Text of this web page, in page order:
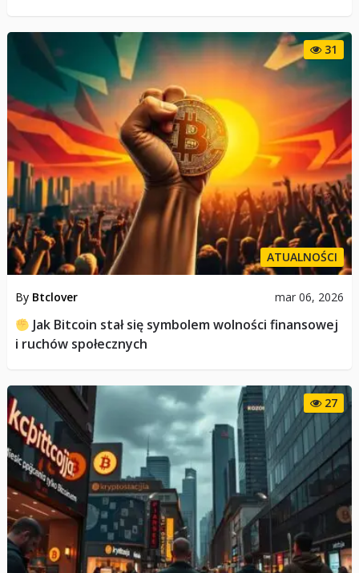
31
ATUALNOŚCI
By Btclover mar 06, 2026
Jak Bitcoin stał się symbolem wolności finansowej
i ruchów społecznych
27